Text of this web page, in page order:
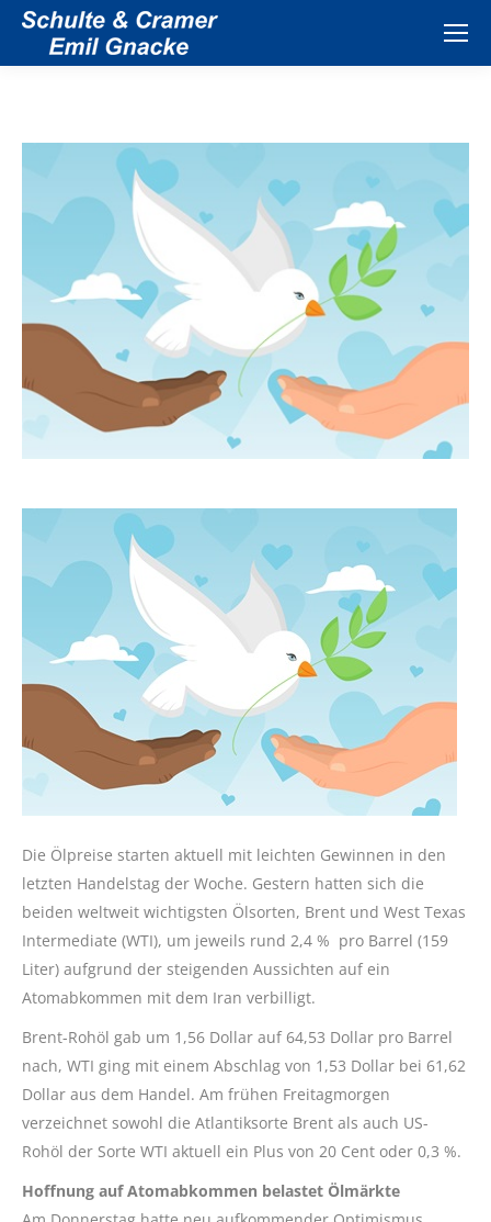
Die Ölpreise starten aktuell mit leichten Gewinnen in den
letzten Handelstag der Woche. Gestern hatten sich die
beiden weltweit wichtigsten Ölsorten, Brent und West Texas
Intermediate (WTI), um jeweils rund 2,4 % pro Barrel (159
Liter) aufgrund der steigenden Aussichten auf ein
Atomabkommen mit dem Iran verbilligt.
Brent-Rohöl gab um 1,56 Dollar auf 64,53 Dollar pro Barrel
nach, WTI ging mit einem Abschlag von 1,53 Dollar bei 61,62
Dollar aus dem Handel. Am frühen Freitagmorgen
verzeichnet sowohl die Atlantiksorte Brent als auch US-
Rohöl der Sorte WTI aktuell ein Plus von 20 Cent oder 0,3 %.
Hoffnung auf Atomabkommen belastet Ölmärkte